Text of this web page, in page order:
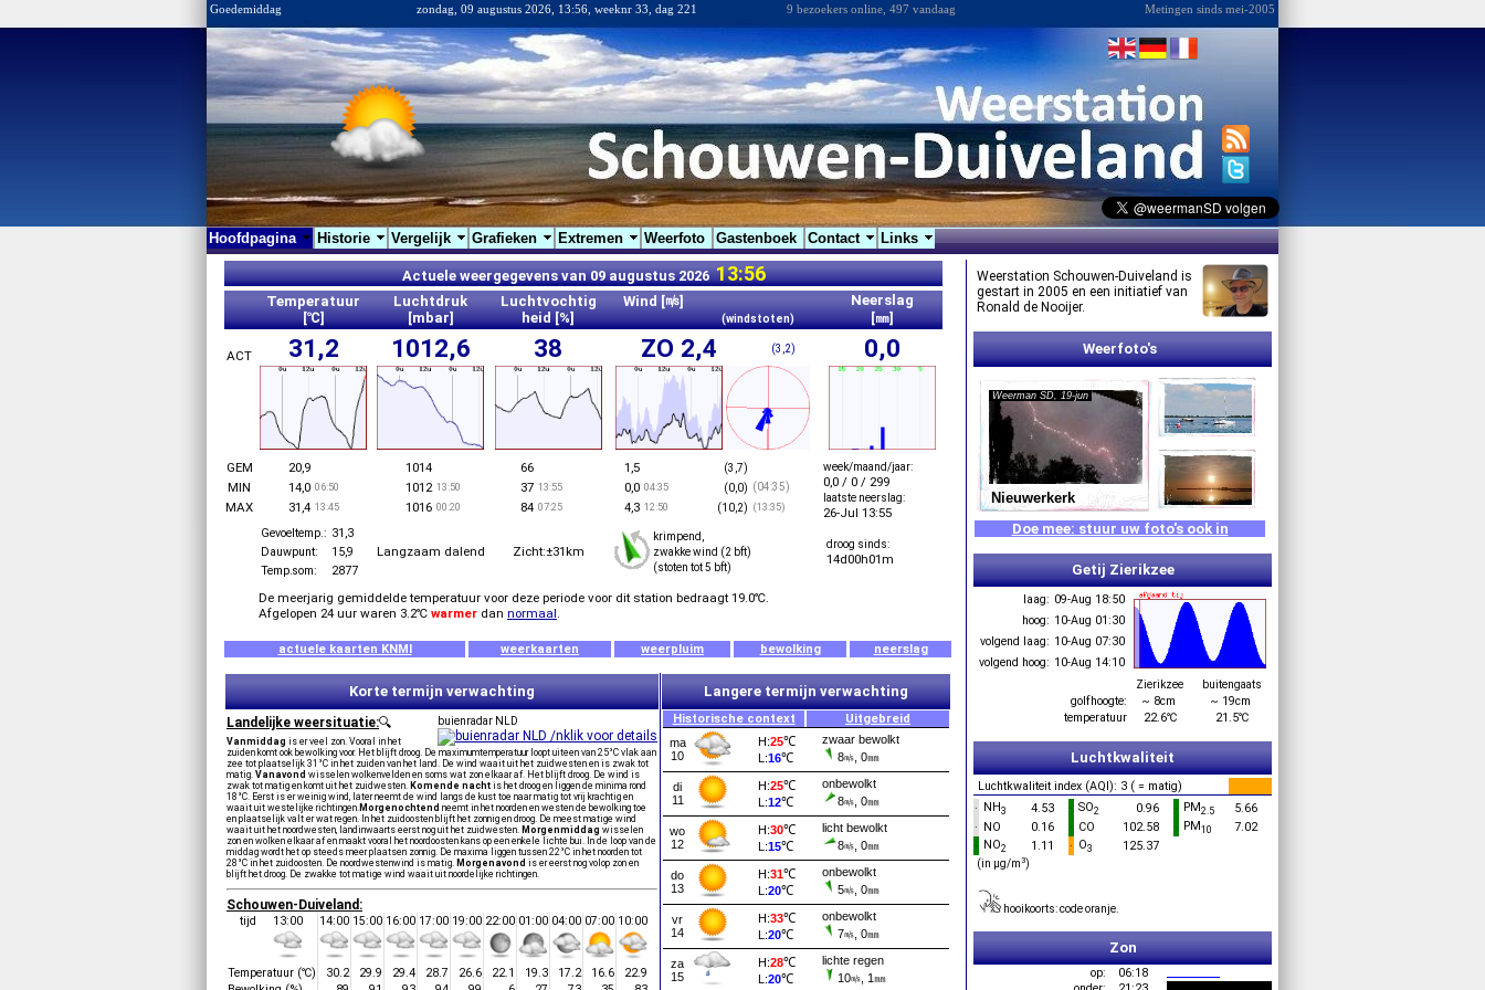
Goedemiddag zondag, 09 augustus 2026, 13:56, weeknr 33, dag 221 9 bezoekers online, 497 vandaag Metingen sinds mei-2005
Hoofdpagina Historie Vergelijk Grafieken Extremen Weerfoto Gastenboek Contact Links
Actuele weergegevens van 09 augustus 202613:56
Temperatuur
[℃]
Luchtdruk
[mbar]
Luchtvochtig
heid [%]
Wind [㎧]
(windstoten)
Neerslag
[㎜]
ACT 31,2 1012,6 38 ZO 2,4 (3,2) 0,0
GEM 20,9 1014 66 1,5 (3,7) week/maand/jaar:
0,0 / 0 / 299
laatste neerslag:
26-Jul 13:55
MIN 14,0 06:50 1012 13:50 37 13:55 0,0 04:35 (0,0) (04:35)
MAX 31,4 13:45 1016 00:20 84 07:25 4,3 12:50 (10,2) (13:35)
Gevoeltemp.: 31,3
Dauwpunt:
15,9
Temp.som:
2877
Langzaam dalend Zicht:±31km
krimpend,
zwakke wind (2 bft)
(stoten tot5 bft)
droog sinds:
14d00h01m
De meerjarig gemiddelde temperatuur voor deze periode voor dit station bedraagt 19.0℃.
Afgelopen 24 uur waren 3.2℃ warmer dan normaal.
actuele kaarten KNMI weerkaarten weerpluim bewolking neerslag
Korte termijn verwachting
buienradar NLD
Landelijke weersituatie:🔍
Vanmiddag is er veel zon. Vooral in het
zuiden komt ook bewolking voor. Het blijft droog. De maximumtemperatuur loopt uiteen van 25°C vlak aan
zee tot plaatselijk 31°C in het zuiden van het land. De wind waait uit het zuidwesten en is zwak tot
matig. Vanavond wisselen wolkenvelden en soms wat zon elkaar af. Het blijft droog. De wind is
zwak tot matig en komt uit het zuidwesten. Komende nacht is het droog en liggen de minima rond
18°C. Eerst is er weinig wind, later neemt de wind langs de kust toe naar matig tot vrij krachtig en
waait uit westelijke richtingen. Morgenochtend neemt in het noorden en westen de bewolking toe
en plaatselijk valt er wat regen. In het zuidoosten blijft het zonnig en droog. De meest matige wind
waait uit het noordwesten, landinwaarts eerst nog uit het zuidwesten. Morgenmiddag wisselen
zon en wolken elkaar af en maakt vooral het noordoosten kans op een enkele lichte bui. In de loop van de
middag wordt het op steeds meer plaatsen zonnig. De maxima liggen tussen 22°C in het noorden tot
28°C in het zuidoosten. De noordwestenwind is matig. Morgenavond is er eerst nog volop zon en
blijft het droog. De zwakke tot matige wind waait uit noordelijke richtingen.
Schouwen-Duiveland:
tijd 13:00 14:00 15:00 16:00 17:00 19:00 22:00 01:00 04:00 07:00 10:00
Temperatuur (℃) 30.2 29.9 29.4 28.7 26.6 22.1 19.3 17.2 16.6
22.9
Langere termijn verwachting
Historische context Uitgebreid
ma
10
H:25℃
L:16℃
zwaar bewolkt
8㎧ , 0㎜
di
11
H:25℃
L:12℃
onbewolkt
8㎧ , 0㎜
wo
12
H:30℃
L:15℃
licht bewolkt
8㎧ , 0㎜
do
13
H:31℃
L:20℃
onbewolkt
5㎧ , 0㎜
vr
14
H:33℃
L:20℃
onbewolkt
7㎧ , 0㎜
za
15
H:28℃
L:20℃
lichte regen
10㎧ , 1㎜
Weerstation Schouwen-Duiveland is
gestart in 2005 en een initiatief van
Ronald de Nooijer.
Weerfoto's
Nieuwerkerk
Weerman SD, 19-jun
Doe mee: stuur uw foto's ook in
Getij Zierikzee
laag: 09-Aug 18:50
hoog: 10-Aug 01:30
volgend laag: 10-Aug 07:30
volgend hoog: 10-Aug 14:10
Zierikzee buitengaats
golfhoogte: ~ 8cm
~ 19cm
temperatuur
22.6℃ 21.5℃
Luchtkwaliteit
Luchtkwaliteit index (AQI): 3 ( = matig)
· NH3 4.53 · SO2 0.96 · PM2.5
5.66
· NO 0.16 · CO 102.58 · PM10
7.02
· NO2 1.11 · O3 125.37
(in µg/m3)
hooikoorts: code oranje.
Zon
op:
06:18